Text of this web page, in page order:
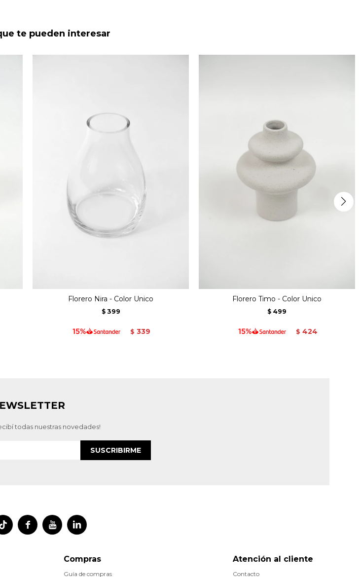
te pueden interesar
Florero Nira - Color Unico
$ 399
$ 339
Florero Timo - Color Unico
$ 499
$ 424
  
Atención al cliente
Contacto
Compras
Guía de compras
todas nuestras novedades!
SUSCRIBIRME